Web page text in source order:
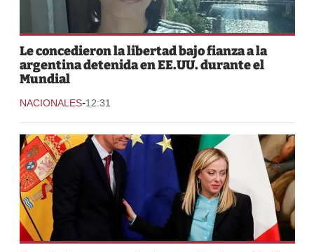
Le concedieron la libertad bajo fianza a la
argentina detenida en EE.UU. durante el
Mundial
NACIONALES-12:31